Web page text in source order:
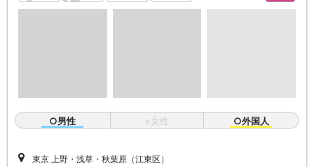
○男性 ×女性 ○外国人
東京 上野・浅草・秋葉原（江東区）